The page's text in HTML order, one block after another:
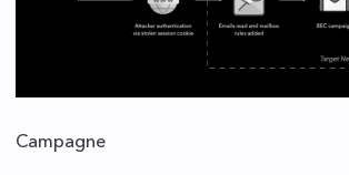
Campagne